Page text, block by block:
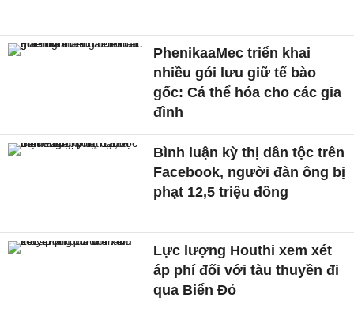
PhenikaaMec triển khai
nhiều gói lưu giữ tế bào
gốc: Cá thể hóa cho các gia
đình
Bình luận kỳ thị dân tộc trên
Facebook, người đàn ông bị
phạt 12,5 triệu đồng
Lực lượng Houthi xem xét
áp phí đối với tàu thuyền đi
qua Biển Đỏ